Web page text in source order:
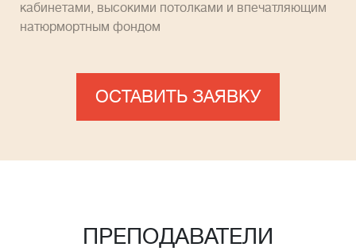
кабинетами, высокими потолками и впечатляющим
натюрмортным фондом
ОСТАВИТЬ ЗАЯВКУ
ПРЕПОДАВАТЕЛИ